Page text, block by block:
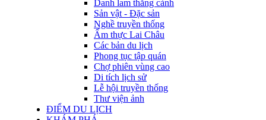
Danh lam thắng cảnh
Sản vật - Đặc sản
Nghề truyền thống
Ẩm thực Lai Châu
Các bản du lịch
Phong tục tập quán
Chợ phiên vùng cao
Di tích lịch sử
Lễ hội truyền thống
Thư viện ảnh
ĐIỂM DU LỊCH